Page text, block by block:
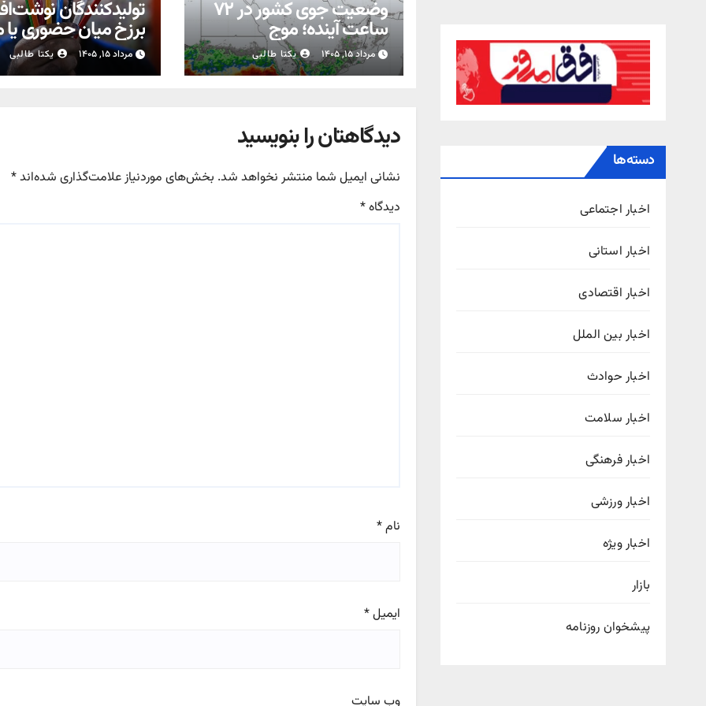
دسته‌ها
اخبار اجتماعی
اخبار استانی
اخبار اقتصادی
اخبار بین الملل
اخبار حوادث
اخبار سلامت
اخبار فرهنگی
اخبار ورزشی
اخبار ویژه
بازار
پیشخوان روزنامه
وضعیت جوی کشور در ۷۲
ساعت آینده؛ موج
بارش‌های تابستانه در راه ۱۱
استان
مرداد ۱۵, ۱۴۰۵ یکتا طالبی
تولیدکنندگان
برزخ میان حضوری
شدن مدارس
مرداد ۱۵, ۱۴۰۵ یکتا طالبی
دیدگاهتان را بنویسید
نشانی ایمیل شما منتشر نخواهد شد. بخش‌های موردنیاز علامت‌گذاری شده‌اند*
دیدگاه*
نام*
ایمیل*
وب‌ سایت